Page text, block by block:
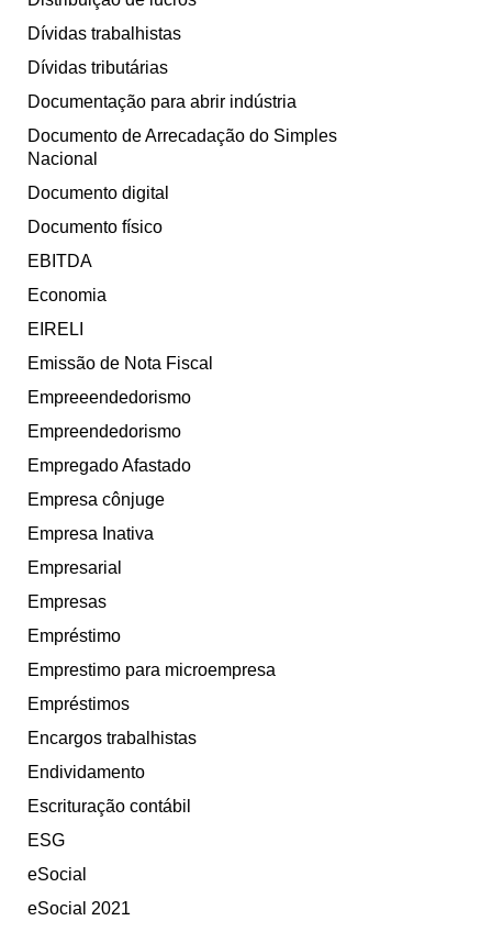
Dívidas trabalhistas
Dívidas tributárias
Documentação para abrir indústria
Documento de Arrecadação do Simples
Nacional
Documento digital
Documento físico
EBITDA
Economia
EIRELI
Emissão de Nota Fiscal
Empreeendedorismo
Empreendedorismo
Empregado Afastado
Empresa cônjuge
Empresa Inativa
Empresarial
Empresas
Empréstimo
Emprestimo para microempresa
Empréstimos
Encargos trabalhistas
Endividamento
Escrituração contábil
ESG
eSocial
eSocial 2021